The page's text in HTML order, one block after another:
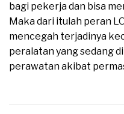
bagi pekerja dan bisa
Maka dari itulah peran
mencegah terjadinya
peralatan yang sedang
perawatan akibat